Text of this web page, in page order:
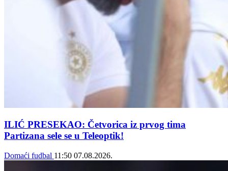
ILIĆ PRESEKAO: Četvorica iz prvog tima
Partizana sele se u Teleoptik!
Domaći fudbal 11:50 07.08.2026.